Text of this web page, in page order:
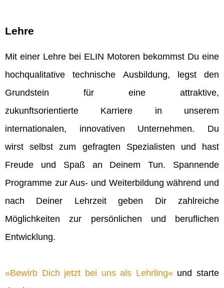
Lehre
Mit einer Lehre bei ELIN Motoren bekommst Du eine
hochqualitative technische Ausbildung, legst den
Grundstein für eine attraktive,
zukunftsorientierte Karriere in unserem
internationalen, innovativen Unternehmen. Du
wirst selbst zum gefragten Spezialisten und hast
Freude und Spaß an Deinem Tun. Spannende
Programme zur Aus- und Weiterbildung während und
nach Deiner Lehrzeit geben Dir zahlreiche
Möglichkeiten zur persönlichen und beruflichen
Entwicklung.
Bewirb Dich jetzt bei uns als Lehrling und starte